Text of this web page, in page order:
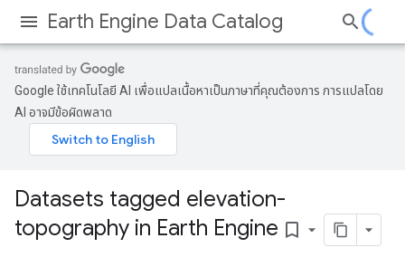
Earth Engine Data Catalog
Google ใช้เทคโนโลยี AI เพื่อแปลเนื้อหาเป็นภาษาที่คุณต้องการ การแปลโดย
AI อาจมีข้อผิดพลาด
Datasets tagged elevation-
topography in Earth Engine bookmark_border